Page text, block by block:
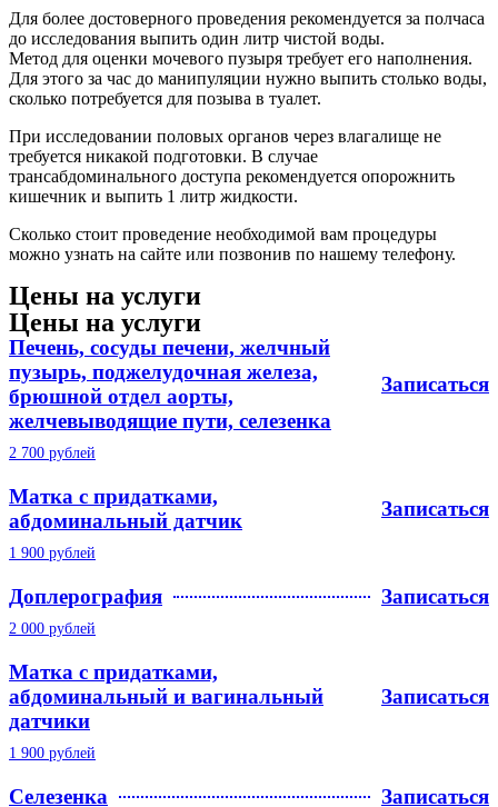
Для более достоверного проведения рекомендуется за полчаса
до исследования выпить один литр чистой воды.
Метод для оценки мочевого пузыря требует его наполнения.
Для этого за час до манипуляции нужно выпить столько воды,
сколько потребуется для позыва в туалет.
При исследовании половых органов через влагалище не
требуется никакой подготовки. В случае
трансабдоминального доступа рекомендуется опорожнить
кишечник и выпить 1 литр жидкости.
Сколько стоит проведение необходимой вам процедуры
можно узнать на сайте или позвонив по нашему телефону.
Цены на услуги
Цены на услуги
Печень, сосуды печени, желчный
пузырь, поджелудочная железа,
брюшной отдел аорты,
желчевыводящие пути, селезенка
Записаться
2 700 рублей
Матка с придатками,
абдоминальный датчик
Записаться
1 900 рублей
Доплерография Записаться
2 000 рублей
Матка с придатками,
абдоминальный и вагинальный
датчики
Записаться
1 900 рублей
Селезенка Записаться